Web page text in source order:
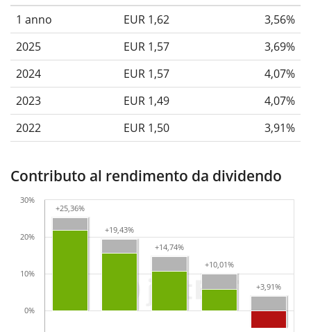
1 anno
EUR 1,62
3,56%
2025
EUR 1,57
3,69%
2024
EUR 1,57
4,07%
2023
EUR 1,49
4,07%
2022
EUR 1,50 3,91%
Contributo al rendimento da dividendo
+25,36%
+25,36%
+19,43%
+19,43%
+14,74%
+14,74%
+10,01%
+10,01%
+3,91%
+3,91%
0%
10%
20%
30%